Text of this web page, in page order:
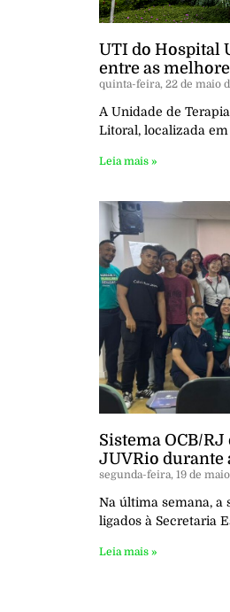
UTI do Hospital
entre as
quinta-feira, 22 de maio
A Unidade de
Litoral, localizada
Leia mais »
Sistema OCB/
JUVRio durante
segunda-feira, 19 de
Na última semana, a
ligados à Secretaria
Leia mais »